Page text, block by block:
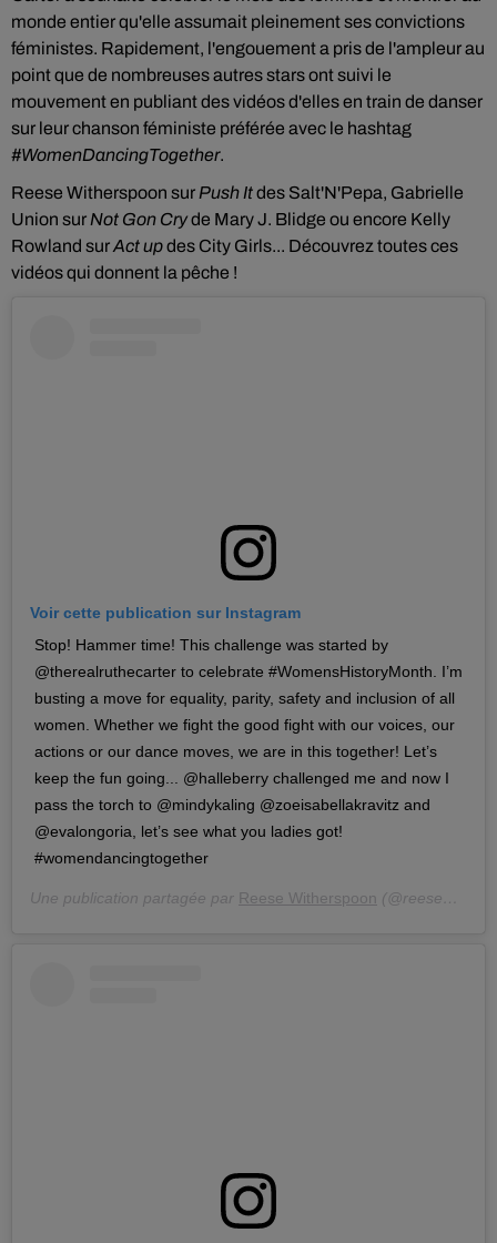
monde entier qu'elle assumait pleinement ses convictions
féministes. Rapidement, l'engouement a pris de l'ampleur au
point que de nombreuses autres stars ont suivi le
mouvement en publiant des vidéos d'elles en train de danser
sur leur chanson féministe préférée avec le hashtag
#WomenDancingTogether.
Reese Witherspoon sur Push Itdes Salt'N'Pepa, Gabrielle
Union sur Not Gon Cryde Mary J. Blidge ou encore Kelly
Rowland surAct updes City Girls... Découvrez toutes ces
vidéos qui donnent la pêche !
Voir cette publication sur Instagram
Stop! Hammer time! This challenge was started by
@therealruthecarter to celebrate #WomensHistoryMonth. I’m
busting a move for equality, parity, safety and inclusion of all
women. Whether we fight the good fight with our voices, our
actions or our dance moves, we are in this together! Let’s
keep the fun going... @halleberry challenged me and now I
pass the torch to @mindykaling @zoeisabellakravitz and
@evalongoria, let’s see what you ladies got!
#womendancingtogether
Une publication partagée par Reese Witherspoon (@reesewitherspoon) le